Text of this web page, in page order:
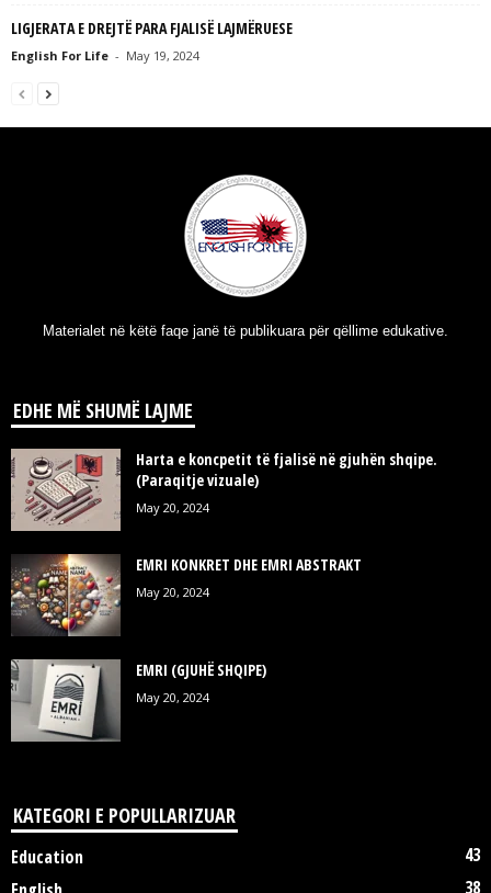
LIGJERATA E DREJTË PARA FJALISË LAJMËRUESE
English For Life - May 19, 2024
Materialet në këtë faqe janë të publikuara për qëllime edukative.
EDHE MË SHUMË LAJME
Harta e koncpetit të fjalisë në gjuhën shqipe.
(Paraqitje vizuale)
May 20, 2024
EMRI KONKRET DHE EMRI ABSTRAKT
May 20, 2024
EMRI (GJUHË SHQIPE)
May 20, 2024
KATEGORI E POPULLARIZUAR
Education
43
38